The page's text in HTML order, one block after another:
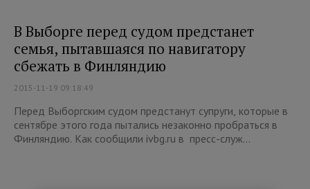
В Выборге перед судом предстанет
семья, пытавшаяся по навигатору
сбежать в Финляндию
2015-11-19 09:18:49
Перед Выборгским судом предстанут супруги, которые в
сентябре этого года пытались незаконно пробраться в
Финляндию. Как сообщили ivbg.ru в пресс-служ...